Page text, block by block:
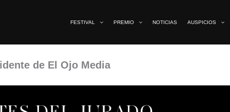
FESTIVAL PREMIO NOTICIAS AUSPICIOS
de El Ojo Media